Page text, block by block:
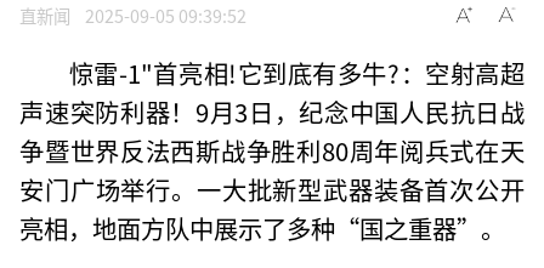
直新闻 2025-09-05 09:39:52
惊雷-1"首亮相!它到底有多牛?：空射高超
声速突防利器！9月3日，纪念中国人民抗日战
争暨世界反法西斯战争胜利80周年阅兵式在天
安门广场举行。一大批新型武器装备首次公开
亮相，地面方队中展示了多种“国之重器”。